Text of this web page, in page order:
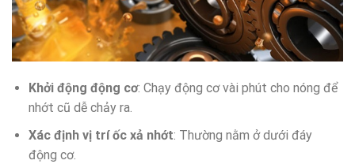
Khởi động động cơ: Chạy động cơ vài phút cho nóng để
nhớt cũ dễ chảy ra.
Xác định vị trí ốc xả nhớt: Thường nằm ở dưới đáy
động cơ.